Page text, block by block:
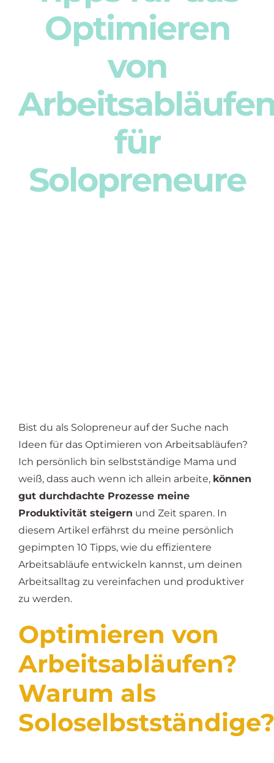
Eltern-
Optimieren
von
für
Solopreneure
Bist du als Solopreneur auf der Suche nach
Ideen für das Optimieren von Arbeitsabläufen?
Ich persönlich bin selbstständige Mama und
weiß, dass auch wenn ich allein arbeite, können
gut durchdachte Prozesse meine
Produktivität steigern und Zeit sparen. In
diesem Artikel erfährst du meine persönlich
gepimpten 10 Tipps, wie du effizientere
Arbeitsabläufe entwickeln kannst, um deinen
Arbeitsalltag zu vereinfachen und produktiver
zu werden.
Optimieren von
Arbeitsabläufen?
Warum als